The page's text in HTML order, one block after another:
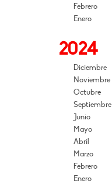
Febrero
Enero
2024
Diciembre
Noviembre
Octubre
Septiembre
Junio
Mayo
Abril
Marzo
Febrero
Enero